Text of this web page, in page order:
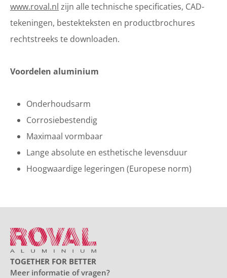
www.roval.nl zijn alle technische specificaties, CAD-
tekeningen, bestekteksten en productbrochures
rechtstreeks te downloaden.
Voordelen aluminium
Onderhoudsarm
Corrosiebestendig
Maximaal vormbaar
Lange absolute en esthetische levensduur
Hoogwaardige legeringen (Europese norm)
TOGETHER FOR BETTER
Meer informatie of vragen?